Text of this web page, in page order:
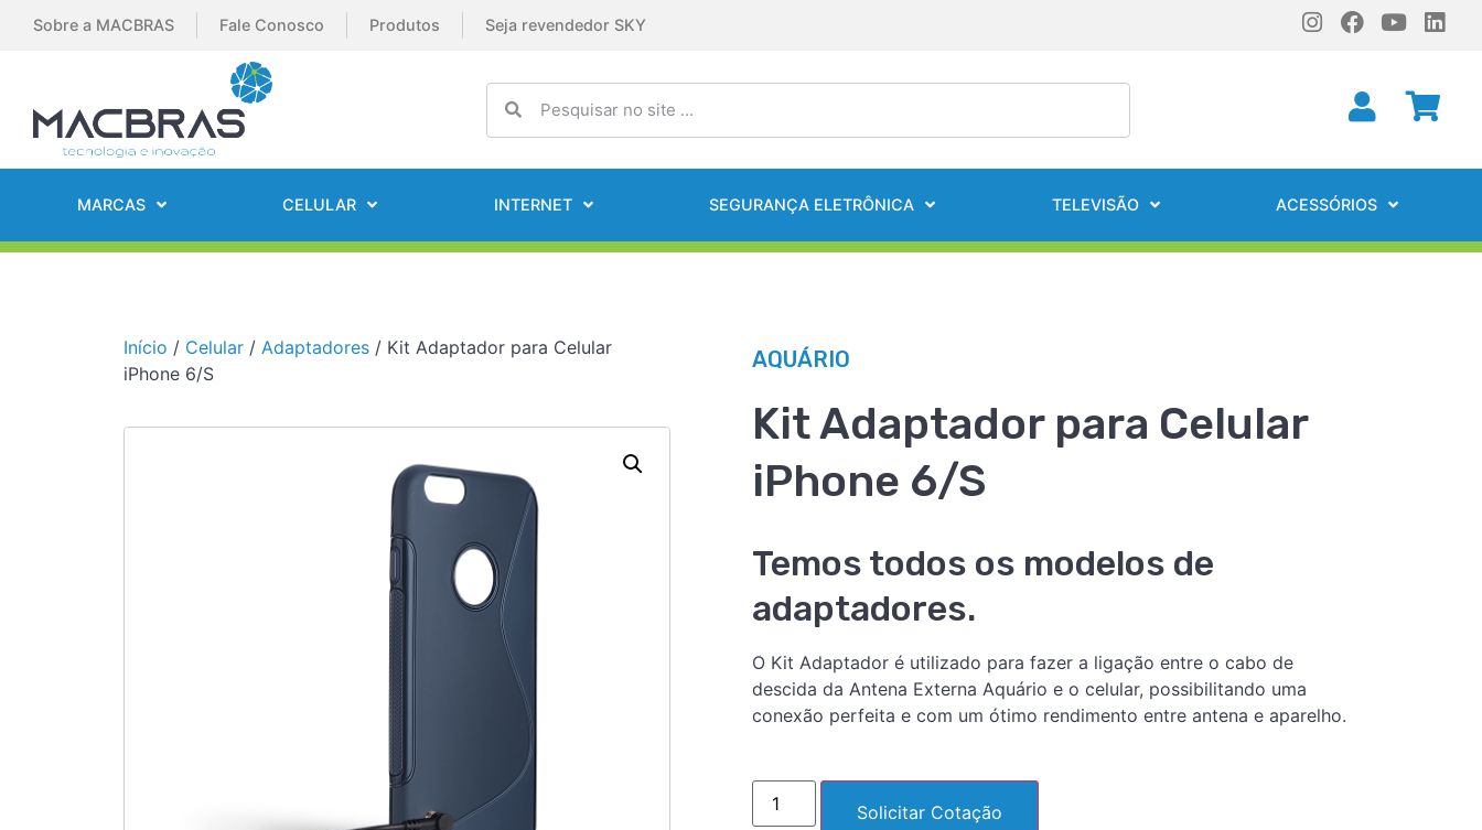
Sobre a MACBRAS Fale Conosco Produtos Seja revendedor SKY
MARCAS CELULAR INTERNET SEGURANÇA ELETRÔNICA TELEVISÃO ACESSÓRIOS
Início / Celular / Adaptadores / Kit Adaptador para Celular
iPhone 6/S
AQUÁRIO
Kit Adaptador para Celular
iPhone 6/S
Temos todos os modelos de
adaptadores.
O Kit Adaptador é utilizado para fazer a ligação entre o cabo de
descida da Antena Externa Aquário e o celular, possibilitando uma
conexão perfeita e com um ótimo rendimento entre antena e aparelho.
Solicitar Cotação